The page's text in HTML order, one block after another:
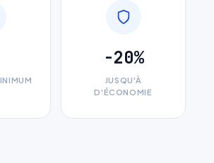
-20%
JUSQU'À
D'ÉCONOMIE